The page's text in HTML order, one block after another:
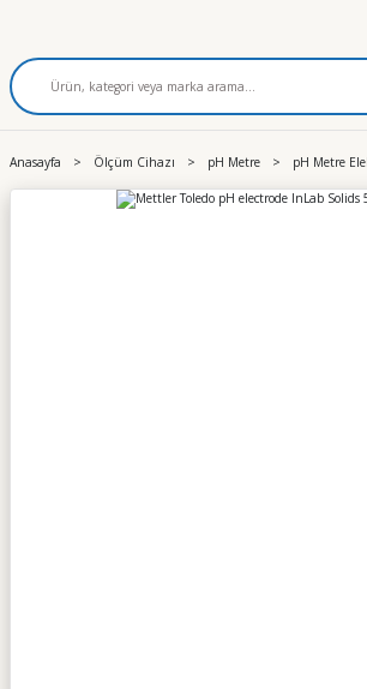
Anasayfa Ölçüm Cihazı pH Metre pH Metre